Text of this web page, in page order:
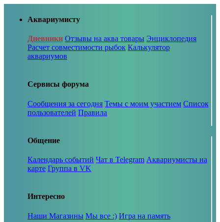
Аквариумисту
Дневники Отзывы на аква товары Энциклопедия
Расчет совместимости рыбок Калькулятор
аквариумов
Сервисы форума
Сообщения за сегодня Темы с моим участием Список
пользователей Правила
Общение
Календарь событий Чат в Telegram Аквариумисты на
карте Группа в VK
Интересно
Наши Магазины Мы все :) Игра на память